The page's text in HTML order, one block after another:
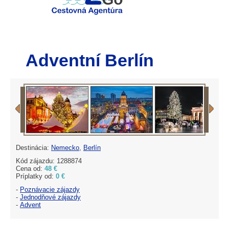
Adventní Berlín
Destinácia: Nemecko, Berlín
Kód zájazdu: 1288874
Cena od: 48 €
Príplatky od: 0 €
- Poznávacie zájazdy
- Jednodňové zájazdy
- Advent